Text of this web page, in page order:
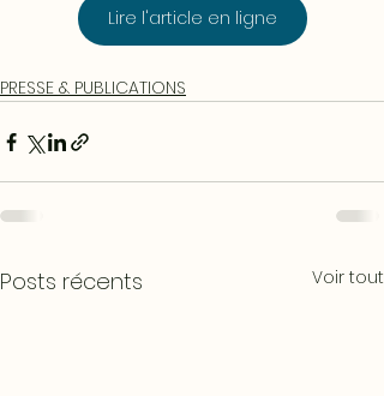
Lire l'article en ligne
PRESSE & PUBLICATIONS
Posts récents Voir tout